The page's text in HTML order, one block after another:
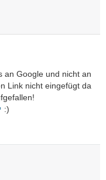
an Google und nicht an
Link nicht eingefügt da
:)